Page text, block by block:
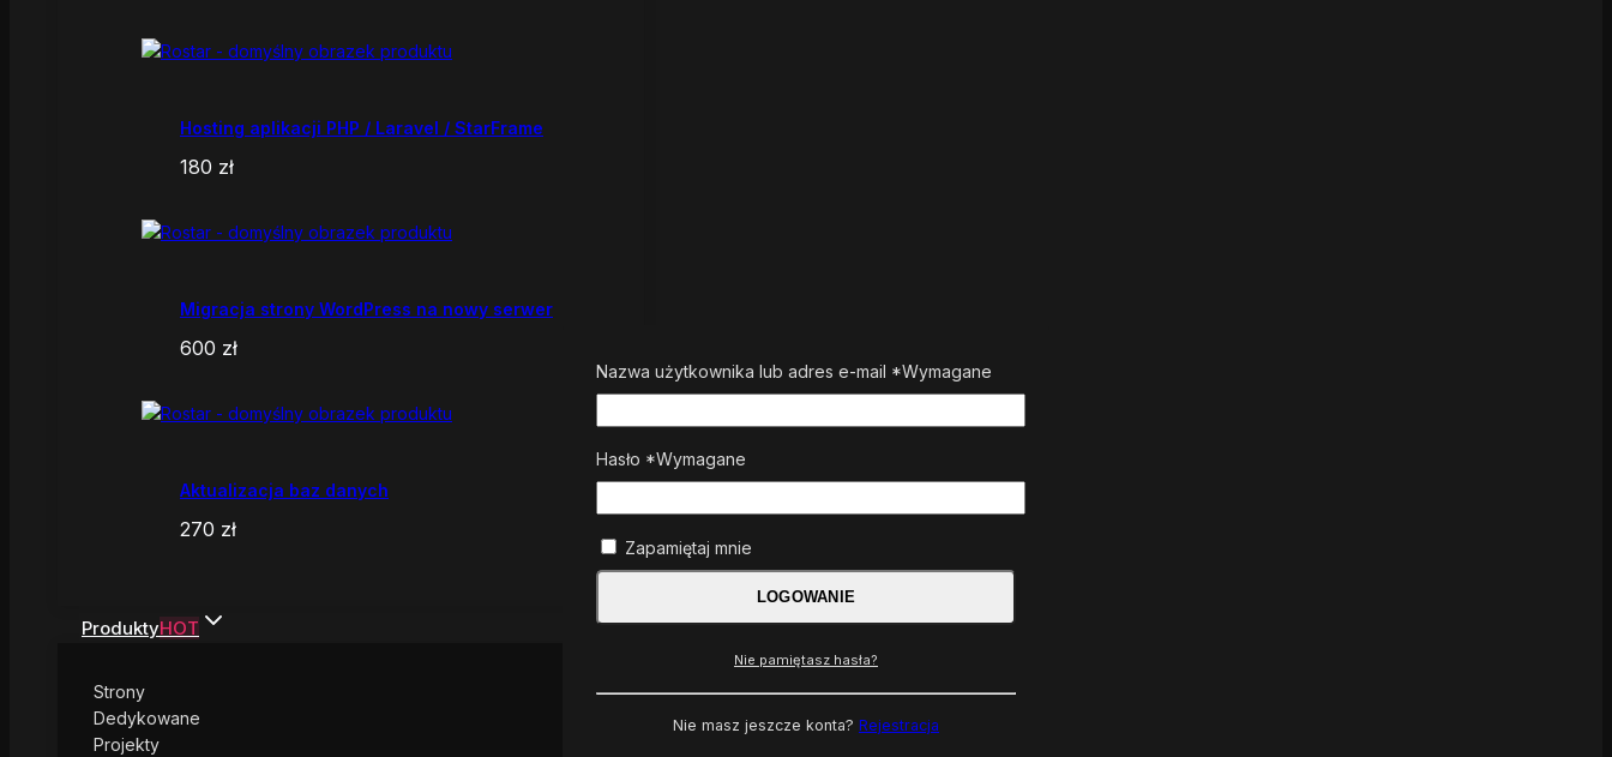
Hosting aplikacji PHP / Laravel / StarFrame
180 zł
Migracja strony WordPress na nowy serwer
600 zł
Aktualizacja baz danych
270 zł
ProduktyHOT
Strony
Dedykowane
Projekty
Nazwa użytkownika lub adres e-mail *Wymagane
Hasło *Wymagane
Zapamiętaj mnie
LOGOWANIE
Nie pamiętasz hasła?
Nie masz jeszcze konta? Rejestracja